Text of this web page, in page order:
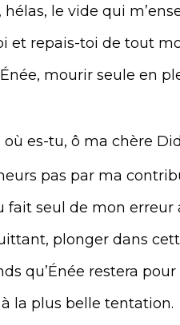
hélas, le vide qui
et repais-toi de tout
mourir seule en
où es-tu, ô ma chère
pas par ma
fait seul de mon erreur
plonger dans
qu’Énée restera
la plus belle tentation.